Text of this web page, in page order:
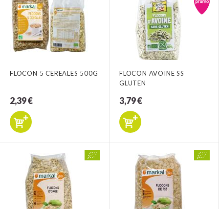
FLOCON 5 CEREALES 500G
2,39 €
FLOCON AVOINE SS
GLUTEN
3,79 €